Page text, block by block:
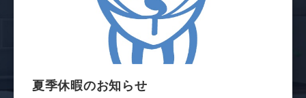
夏季休暇のお知らせ